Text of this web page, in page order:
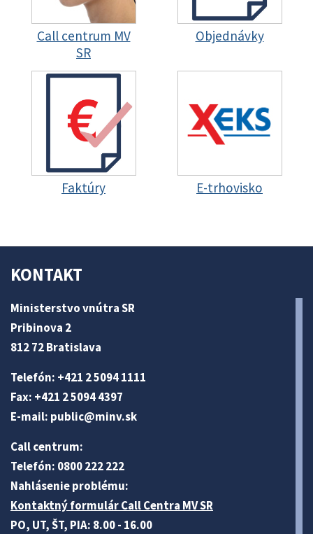
Call centrum MV
SR
Objednávky
Faktúry E-trhovisko
KONTAKT
Ministerstvo vnútra SR
Pribinova 2
812 72 Bratislava
Telefón: +421 2 5094 1111
Fax: +421 2 5094 4397
E-mail: public@minv.sk
Call centrum:
Telefón: 0800 222 222
Nahlásenie problému:
Kontaktný formulár Call Centra MV SR
PO, UT, ŠT, PIA: 8.00 - 16.00